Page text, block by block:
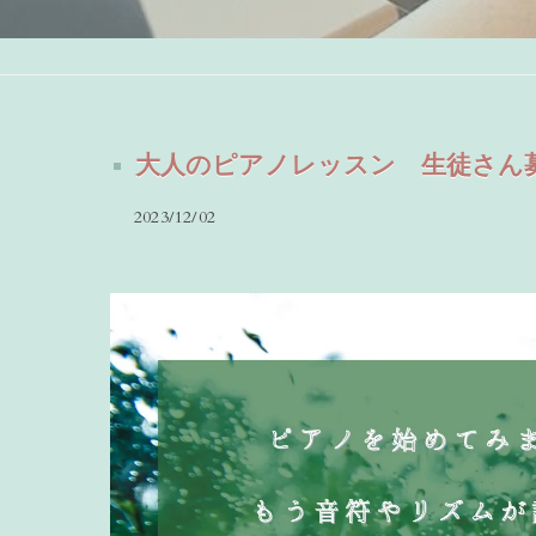
大人のピアノレッスン 生徒さん
2023/12/02